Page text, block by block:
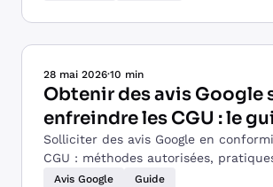
28 mai 2026·10 min
Obtenir des avis Google
enfreindre les CGU : le
Solliciter des avis Google en
CGU : méthodes autorisées,
modèles de demande et erreurs à ne
Avis Google Guide